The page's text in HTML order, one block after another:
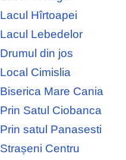
Lacul Hîrtoapei
Lacul Lebedelor
Drumul din jos
Local Cimislia
Biserica Mare Cania
Prin Satul Ciobanca
Prin satul Panasesti
Strașeni Centru